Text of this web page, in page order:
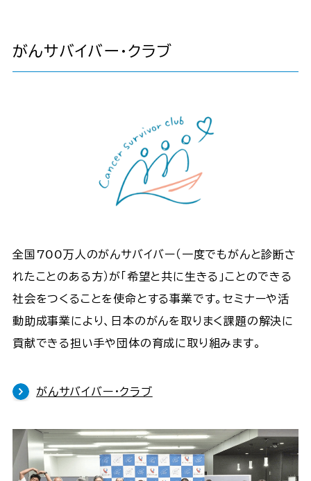
がんサバイバー・クラブ
全国700万人のがんサバイバー（一度でもがんと診断さ
れたことのある方）が「希望と共に生きる」ことのできる
社会をつくることを使命とする事業です。セミナーや活
動助成事業により、日本のがんを取りまく課題の解決に
貢献できる担い手や団体の育成に取り組みます。
がんサバイバー・クラブ